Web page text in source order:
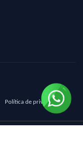
Política de privacidad
|